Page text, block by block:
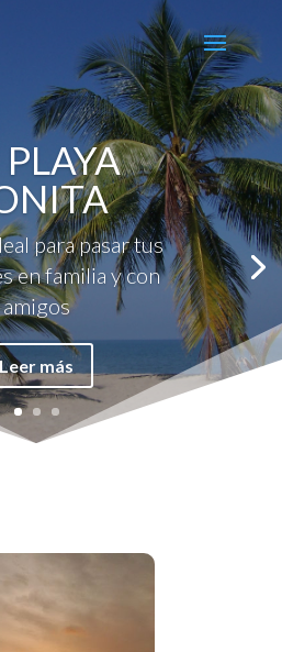
PLAYA
para pasar tus
en familia y con
amigos
Leer más